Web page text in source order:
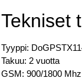
Tekniset
Tyyppi:
Takuu: 2 vuotta
GSM: 900/1800 Mhz